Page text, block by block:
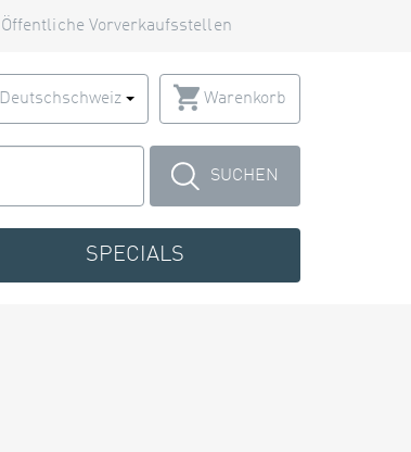
Öffentliche Vorverkaufsstellen
Deutschschweiz Warenkorb
SUCHEN
SPECIALS